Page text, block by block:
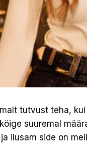
tutvust teha,
suuremal
ilusam side on